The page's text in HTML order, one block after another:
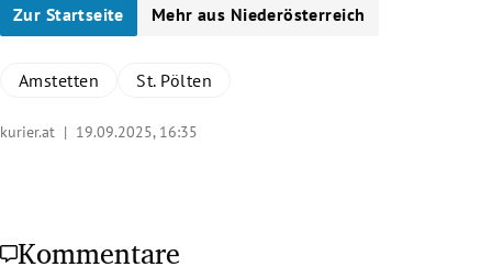
Zur Startseite Mehr aus Niederösterreich
Amstetten St. Pölten
kurier.at | 19.09.2025, 16:35
Kommentare